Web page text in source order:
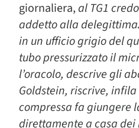
giornaliera,al TG1
addetto alla
in un ufficio grigio del
tubo pressurizzato il
l’oracolo, descrive gli
Goldstein, riscrive, infila
compressa fa giungere
direttamente a casa